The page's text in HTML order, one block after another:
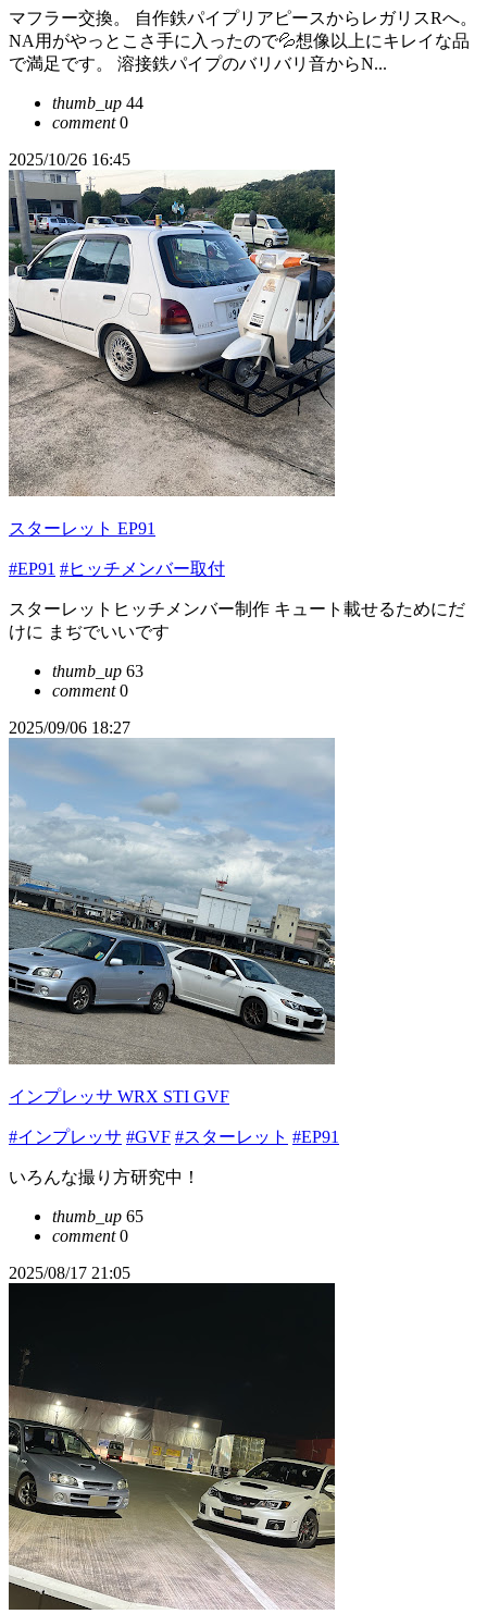
マフラー交換。 自作鉄パイプリアピースからレガリスRへ。
NA用がやっとこさ手に入ったので💦想像以上にキレイな品
で満足です。 溶接鉄パイプのバリバリ音からN...
thumb_up 44
comment0
2025/10/26 16:45
スターレット EP91
#EP91 #ヒッチメンバー取付
スターレットヒッチメンバー制作 キュート載せるためにだ
けに まぢでいいです
thumb_up 63
comment0
2025/09/06 18:27
インプレッサ WRX STI GVF
#インプレッサ #GVF #スターレット #EP91
いろんな撮り方研究中！
thumb_up 65
comment0
2025/08/17 21:05